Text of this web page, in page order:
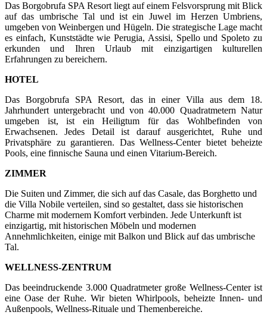
Das Borgobrufa SPA Resort liegt auf einem Felsvorsprung mit Blick
auf das umbrische Tal und ist ein Juwel im Herzen Umbriens,
umgeben von Weinbergen und Hügeln. Die strategische Lage macht
es einfach, Kunststädte wie Perugia, Assisi, Spello und Spoleto zu
erkunden und Ihren Urlaub mit einzigartigen kulturellen
Erfahrungen zu bereichern.
HOTEL
Das Borgobrufa SPA Resort, das in einer Villa aus dem 18.
Jahrhundert untergebracht und von 40.000 Quadratmetern Natur
umgeben ist, ist ein Heiligtum für das Wohlbefinden von
Erwachsenen. Jedes Detail ist darauf ausgerichtet, Ruhe und
Privatsphäre zu garantieren. Das Wellness-Center bietet beheizte
Pools, eine finnische Sauna und einen Vitarium-Bereich.
ZIMMER
Die Suiten und Zimmer, die sich auf das Casale, das Borghetto und
die Villa Nobile verteilen, sind so gestaltet, dass sie historischen
Charme mit modernem Komfort verbinden. Jede Unterkunft ist
einzigartig, mit historischen Möbeln und modernen
Annehmlichkeiten, einige mit Balkon und Blick auf das umbrische
Tal.
WELLNESS-ZENTRUM
Das beeindruckende 3.000 Quadratmeter große Wellness-Center ist
eine Oase der Ruhe. Wir bieten Whirlpools, beheizte Innen- und
Außenpools, Wellness-Rituale und Themenbereiche.